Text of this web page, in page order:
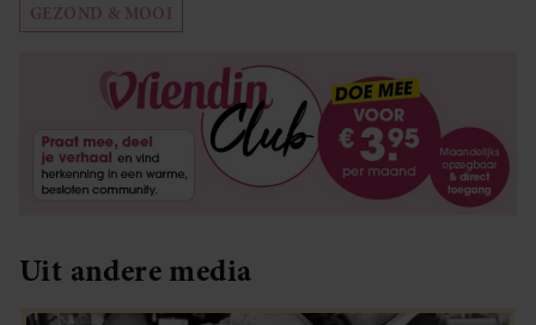
GEZOND & MOOI
Uit andere media